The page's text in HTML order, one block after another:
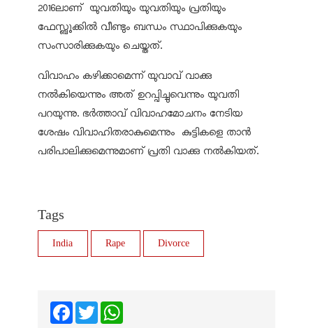
2016ലാണ് യുവതിയും യുവതിയും പ്രതിയും
ഫേസ്ബുക്കില്‍ വീണ്ടും ബന്ധം സ്ഥാപിക്കുകയും
സംസാരിക്കുകയും ചെയ്തത്.
വിവാഹം കഴിക്കാമെന്ന് യുവാവ് വാക്കു
നല്‍കിയെന്നും അത് ഉറപ്പിച്ചുവെന്നും യുവതി
പറയുന്നു. ഭര്‍ത്താവ് വിവാഹമോചനം നേടിയ
ശേഷം വിവാഹിതരാകുമെന്നും കുട്ടികളെ താന്‍
പരിപാലിക്കുമെന്നുമാണ് പ്രതി വാക്കു നല്‍കിയത്.
Tags
India Rape Divorce
FacebookTwitter